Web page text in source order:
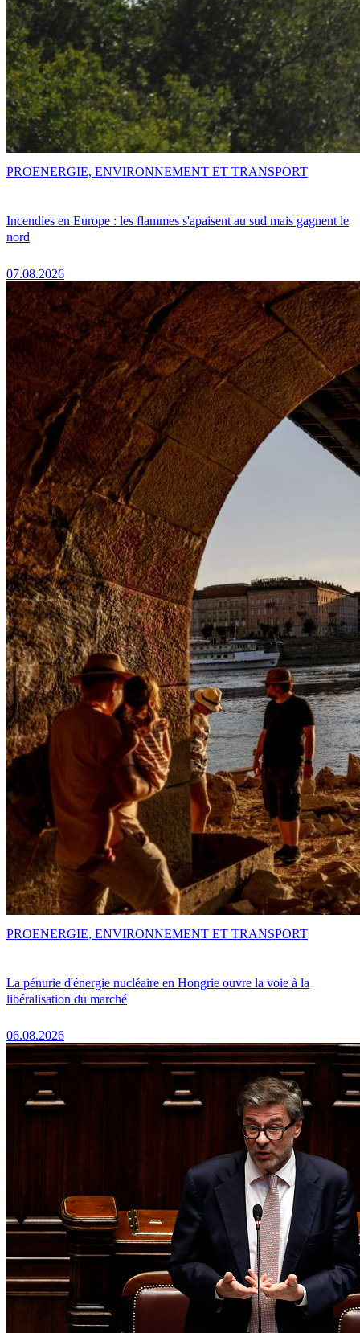
Incendies en Europe : les flammes s'apaisent au sud mais gagnent le
nord
07.08.2026
PROENERGIE, ENVIRONNEMENT ET TRANSPORT
La pénurie d'énergie nucléaire en Hongrie ouvre la voie à la
libéralisation du marché
06.08.2026
PROENERGIE, ENVIRONNEMENT ET TRANSPORT